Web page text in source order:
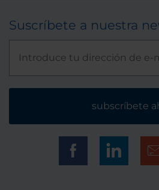
Suscríbete a nuestra
subscríbete